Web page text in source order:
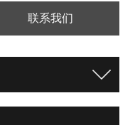
联系我们